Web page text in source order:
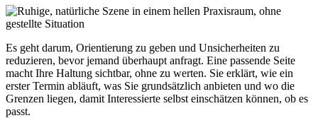
Es geht darum, Orientierung zu geben und Unsicherheiten zu
reduzieren, bevor jemand überhaupt anfragt. Eine passende Seite
macht Ihre Haltung sichtbar, ohne zu werten. Sie erklärt, wie ein
erster Termin abläuft, was Sie grundsätzlich anbieten und wo die
Grenzen liegen, damit Interessierte selbst einschätzen können, ob es
passt.